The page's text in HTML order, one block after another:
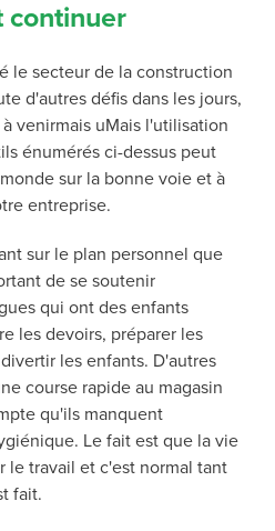
continuer
le secteur de la construction
d'autres défis dans les jours,
venirmais uMais l'utilisation
énumérés ci-dessus peut
sur la bonne voie et à
entreprise.
sur le plan personnel que
de se soutenir
qui ont des enfants
les devoirs, préparer les
les enfants. D'autres
course rapide au magasin
qu'ils manquent
Le fait est que la vie
le travail et c'est normal tant
fait.